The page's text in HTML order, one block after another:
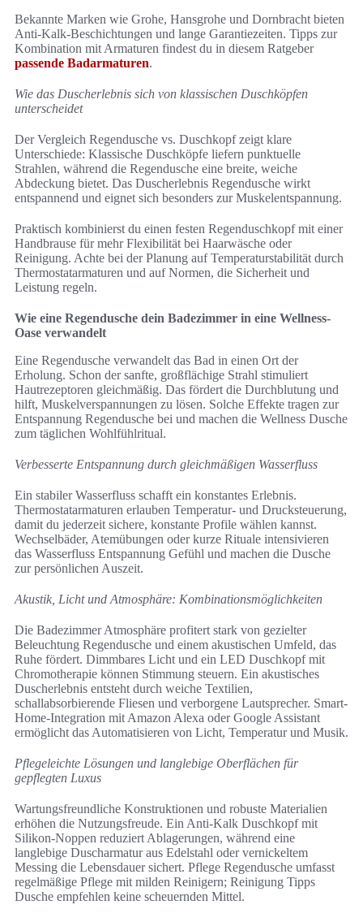
Bekannte Marken wie Grohe, Hansgrohe und Dornbracht bieten
Anti-Kalk-Beschichtungen und lange Garantiezeiten. Tipps zur
Kombination mit Armaturen findest du in diesem Ratgeber
passende Badarmaturen.
Wie das Duscherlebnis sich von klassischen Duschköpfen
unterscheidet
Der Vergleich Regendusche vs. Duschkopf zeigt klare
Unterschiede: Klassische Duschköpfe liefern punktuelle
Strahlen, während die Regendusche eine breite, weiche
Abdeckung bietet. Das Duscherlebnis Regendusche wirkt
entspannend und eignet sich besonders zur Muskelentspannung.
Praktisch kombinierst du einen festen Regenduschkopf mit einer
Handbrause für mehr Flexibilität bei Haarwäsche oder
Reinigung. Achte bei der Planung auf Temperaturstabilität durch
Thermostatarmaturen und auf Normen, die Sicherheit und
Leistung regeln.
Wie eine Regendusche dein Badezimmer in eine Wellness-
Oase verwandelt
Eine Regendusche verwandelt das Bad in einen Ort der
Erholung. Schon der sanfte, großflächige Strahl stimuliert
Hautrezeptoren gleichmäßig. Das fördert die Durchblutung und
hilft, Muskelverspannungen zu lösen. Solche Effekte tragen zur
Entspannung Regendusche bei und machen die Wellness Dusche
zum täglichen Wohlfühlritual.
Verbesserte Entspannung durch gleichmäßigen Wasserfluss
Ein stabiler Wasserfluss schafft ein konstantes Erlebnis.
Thermostatarmaturen erlauben Temperatur- und Drucksteuerung,
damit du jederzeit sichere, konstante Profile wählen kannst.
Wechselbäder, Atemübungen oder kurze Rituale intensivieren
das Wasserfluss Entspannung Gefühl und machen die Dusche
zur persönlichen Auszeit.
Akustik, Licht und Atmosphäre: Kombinationsmöglichkeiten
Die Badezimmer Atmosphäre profitert stark von gezielter
Beleuchtung Regendusche und einem akustischen Umfeld, das
Ruhe fördert. Dimmbares Licht und ein LED Duschkopf mit
Chromotherapie können Stimmung steuern. Ein akustisches
Duscherlebnis entsteht durch weiche Textilien,
schallabsorbierende Fliesen und verborgene Lautsprecher. Smart-
Home-Integration mit Amazon Alexa oder Google Assistant
ermöglicht das Automatisieren von Licht, Temperatur und Musik.
Pflegeleichte Lösungen und langlebige Oberflächen für
gepflegten Luxus
Wartungsfreundliche Konstruktionen und robuste Materialien
erhöhen die Nutzungsfreude. Ein Anti-Kalk Duschkopf mit
Silikon-Noppen reduziert Ablagerungen, während eine
langlebige Duscharmatur aus Edelstahl oder vernickeltem
Messing die Lebensdauer sichert. Pflege Regendusche umfasst
regelmäßige Pflege mit milden Reinigern; Reinigung Tipps
Dusche empfehlen keine scheuernden Mittel.